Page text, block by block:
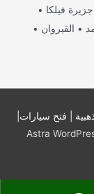
فيلكا •
• القيروان •
| فتح سيارات|
Astra